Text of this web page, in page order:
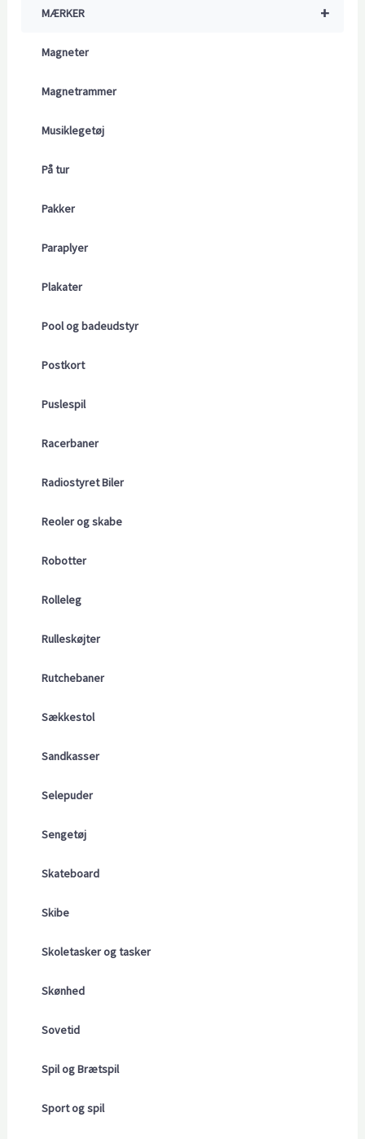
+
MÆRKER
Magneter
Magnetrammer
Musiklegetøj
På tur
Pakker
Paraplyer
Plakater
Pool og badeudstyr
Postkort
Puslespil
Racerbaner
Radiostyret Biler
Reoler og skabe
Robotter
Rolleleg
Rulleskøjter
Rutchebaner
Sækkestol
Sandkasser
Selepuder
Sengetøj
Skateboard
Skibe
Skoletasker og tasker
Skønhed
Sovetid
Spil og Brætspil
Sport og spil